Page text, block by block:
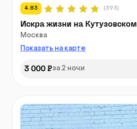
4.83 (393)
Искра жизни на Кутузовском
Москва
Показать на карте
3 000 ₽за 2 ночи